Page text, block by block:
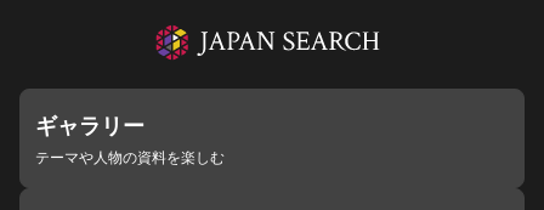
ギャラリー
テーマや人物の資料を楽しむ